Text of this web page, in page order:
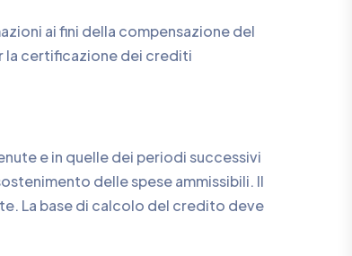
ai fini della compensazione del
la certificazione dei crediti
e in quelle dei periodi successivi
delle spese ammissibili. Il
La base di calcolo del credito deve